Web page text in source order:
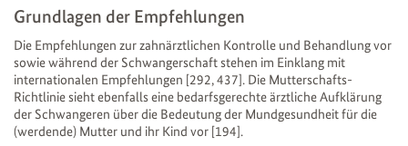
Grundlagen der Empfehlungen
Die Empfehlungen zur zahnärztlichen Kontrolle und Behandlung vor
sowie während der Schwangerschaft stehen im Einklang mit
internationalen Empfehlungen [292, 437]. Die Mutterschafts-
Richtlinie sieht ebenfalls eine bedarfsgerechte ärztliche Aufklärung
der Schwangeren über die Bedeutung der Mundgesundheit für die
(werdende) Mutter und ihr Kind vor [194].